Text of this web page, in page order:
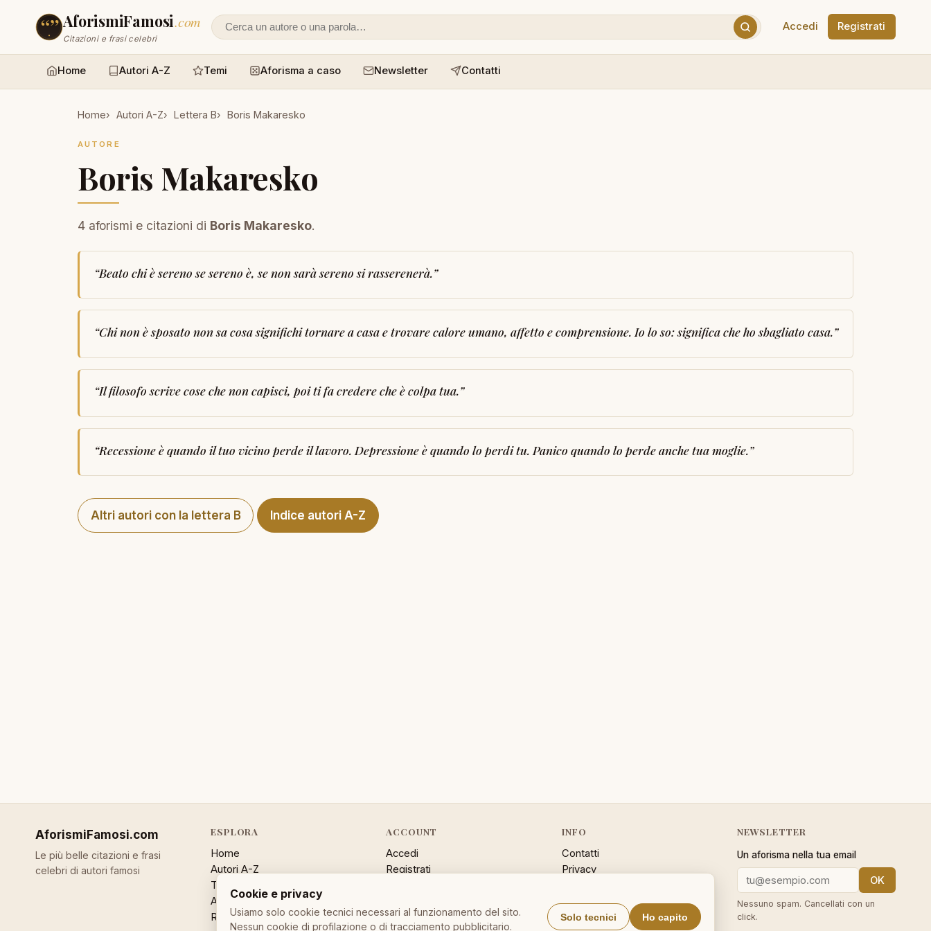
AforismiFamosi.com
Citazioni e frasi celebri Cerca un autore o un aforisma
Accedi Registrati
Home Autori A-Z Temi Aforisma a caso Newsletter Contatti
Home Autori A-Z Lettera B Boris Makaresko
AUTORE
Boris Makaresko
4 aforismi e citazioni di Boris Makaresko.
“Beato chi è sereno se sereno è, se non sarà sereno si rasserenerà.”
“Chi non è sposato non sa cosa significhi tornare a casa e trovare calore umano, affetto e comprensione. Io lo so: significa che ho sbagliato casa.”
“Il filosofo scrive cose che non capisci, poi ti fa credere che è colpa tua.”
“Recessione è quando il tuo vicino perde il lavoro. Depressione è quando lo perdi tu. Panico quando lo perde anche tua moglie.”
Altri autori con la lettera B Indice autori A-Z
AforismiFamosi.com
Le più belle citazioni e frasi
celebri di autori famosi
ESPLORA
Home
Autori A-Z
Temi
Aforisma a caso
Ricerca
ACCOUNT
Accedi
Registrati
INFO
Contatti
Privacy
Sitemap
NEWSLETTER
Un aforisma nella tua email
OK
Nessuno spam. Cancellati con un
click.
Cookie e privacy
Usiamo solo cookie tecnici necessari al funzionamento del sito.
Nessun cookie di profilazione o di tracciamento pubblicitario.
Solo tecnici Ho capito